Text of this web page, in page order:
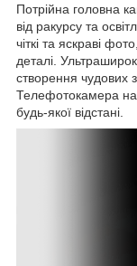
Потрійна головна
від ракурсу та
чіткі та яскраві
деталі.
створення чудових
Телефотокамера
будь-якої відстані.